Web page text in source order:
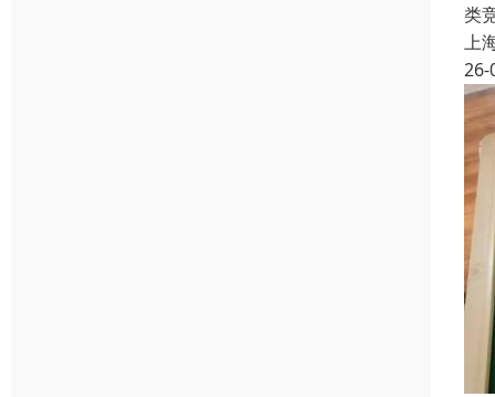
类
上
26-